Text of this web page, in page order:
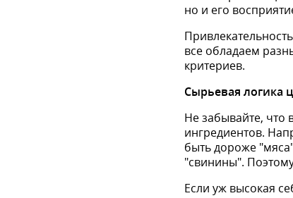
но и его
все обладаем
критериев.
Сырьевая логика
Не забывайте, что
ингредиентов.
быть дороже
"свинины".
Если уж высокая